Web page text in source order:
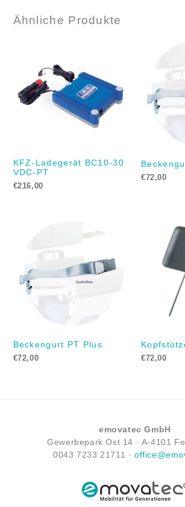
Ähnliche Produkte
KFZ-Ladegerät BC10-30
VDC-PT
€216,00
€72,00
Beckengurt PT Plus
€72,00 €72,00
emovatec GmbH
Gewerbepark Ost 14 · A-4101
00437233 21711 ·